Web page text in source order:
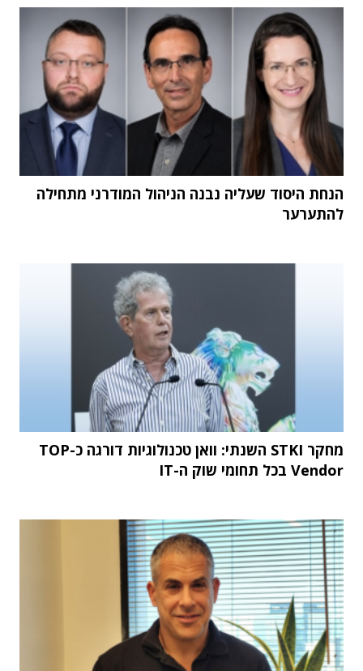
הנחת היסוד שעליה נבנה הניהול המודרני מתחילה
להתערער
מחקר STKI השנתי: וואן טכנולוגיות דורגה כ-TOP
Vendor בכל תחומי שוק ה-IT